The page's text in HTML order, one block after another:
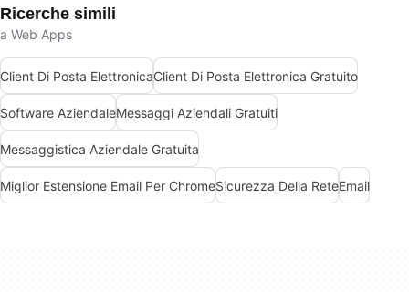
Ricerche simili
a Web Apps
Client Di Posta ElettronicaClient Di Posta Elettronica Gratuito
Software AziendaleMessaggi Aziendali Gratuiti
Messaggistica Aziendale Gratuita
Miglior Estensione Email Per ChromeSicurezza Della ReteEmail